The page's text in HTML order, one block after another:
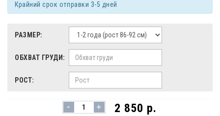
Крайний срок отправки 3-5 дней
РАЗМЕР:
ОБХВАТ ГРУДИ:
РОСТ:
- + 2 850 р.